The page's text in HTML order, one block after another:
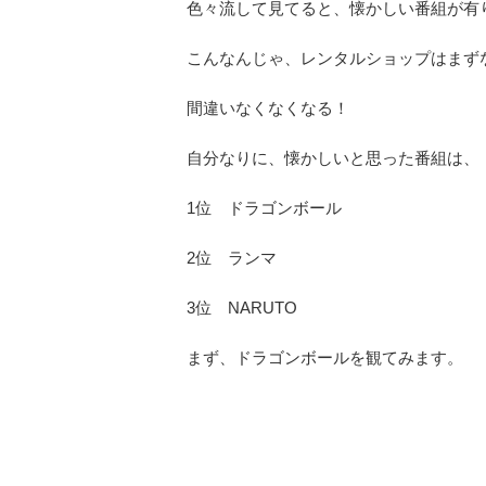
色々流して見てると、懐かしい番組が有
こんなんじゃ、レンタルショップはまず
間違いなくなくなる！
自分なりに、懐かしいと思った番組は、
1位 ドラゴンボール
2位 ランマ
3位 NARUTO
まず、ドラゴンボールを観てみます。